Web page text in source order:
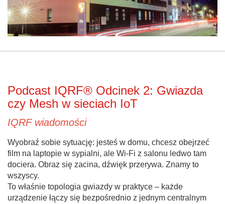
Podcast IQRF® Odcinek 2: Gwiazda
czy Mesh w sieciach IoT
IQRF wiadomości
Wyobraź sobie sytuację: jesteś w domu, chcesz obejrzeć
film na laptopie w sypialni, ale Wi-Fi z salonu ledwo tam
dociera. Obraz się zacina, dźwięk przerywa. Znamy to
wszyscy.
To właśnie topologia gwiazdy w praktyce – każde
urządzenie łączy się bezpośrednio z jednym centralnym